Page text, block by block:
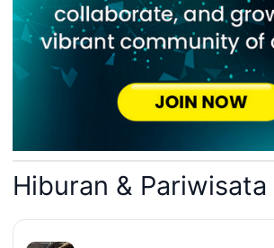
Hiburan & Pariwisata